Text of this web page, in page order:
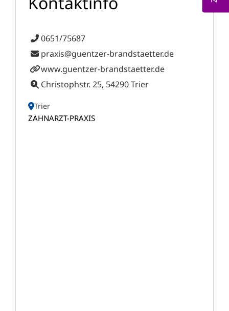
0651/75687
praxis@guentzer-brandstaetter.de
www.guentzer-brandstaetter.de
Christophstr. 25, 54290 Trier
Trier
ZAHNARZT-PRAXIS